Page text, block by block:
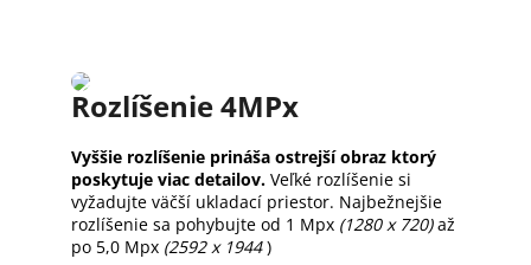
Rozlíšenie 4MPx
Vyššie rozlíšenie prináša ostrejší obraz ktorý
poskytuje viac detailov. Veľké rozlíšenie si
vyžadujte väčší ukladací priestor. Najbežnejšie
rozlíšenie sa pohybujte od 1 Mpx (1280 x 720)až
po 5,0 Mpx (2592 x 1944)